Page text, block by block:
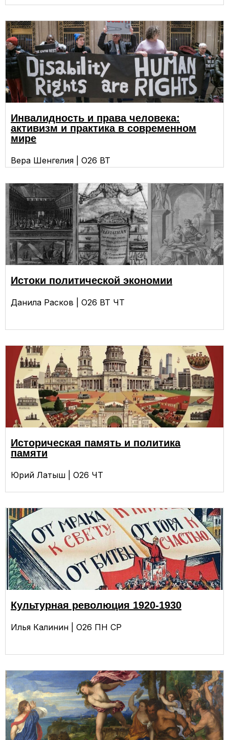
Инвалидность и права человека:
активизм и практика в современном
мире
Вера Шенгелия | О26 ВТ
Истоки политической экономии
Данила Расков | О26 ВТ ЧТ
Историческая память и политика
памяти
Юрий Латыш | О26 ЧТ
Культурная революция 1920-1930
Илья Калинин | О26 ПН СР